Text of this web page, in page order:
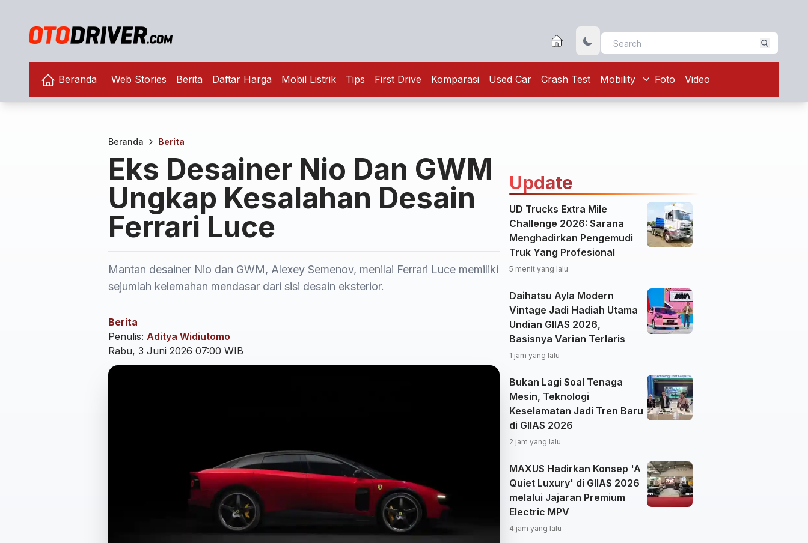
Beranda Web Stories Berita Daftar Harga Mobil Listrik Tips First Drive Komparasi Used Car Crash Test Mobility Foto Video
Beranda Berita
Eks Desainer Nio Dan GWM
Ungkap Kesalahan Desain
Ferrari Luce
Mantan desainer Nio dan GWM, Alexey Semenov, menilai Ferrari Luce memiliki
sejumlah kelemahan mendasar dari sisi desain eksterior.
Berita
Penulis: Aditya Widiutomo
Rabu, 3 Juni 2026 07:00 WIB
Update
UD Trucks Extra Mile
Challenge 2026: Sarana
Menghadirkan Pengemudi
Truk Yang Profesional
5 menit yang lalu
Daihatsu Ayla Modern
Vintage Jadi Hadiah Utama
Undian GIIAS 2026,
Basisnya Varian Terlaris
1 jam yang lalu
Bukan Lagi Soal Tenaga
Mesin, Teknologi
Keselamatan Jadi Tren Baru
di GIIAS 2026
2 jam yang lalu
MAXUS Hadirkan Konsep 'A
Quiet Luxury' di GIIAS 2026
melalui Jajaran Premium
Electric MPV
4 jam yang lalu